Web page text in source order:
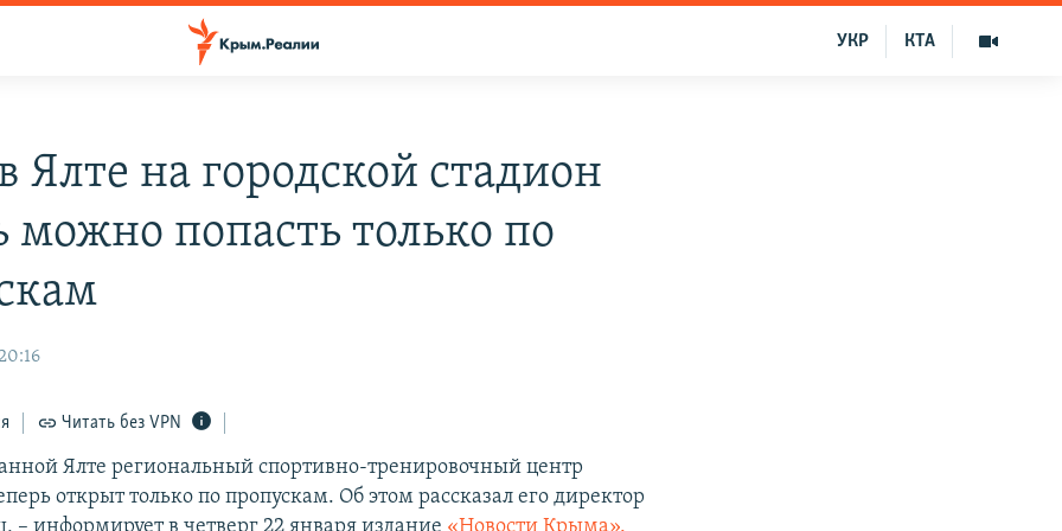
КТА
УКР
на городской стадион
можно попасть только по
Читать без VPN
Ялте региональный спортивно-тренировочный центр
открыт только по пропускам. Об этом рассказал его директор